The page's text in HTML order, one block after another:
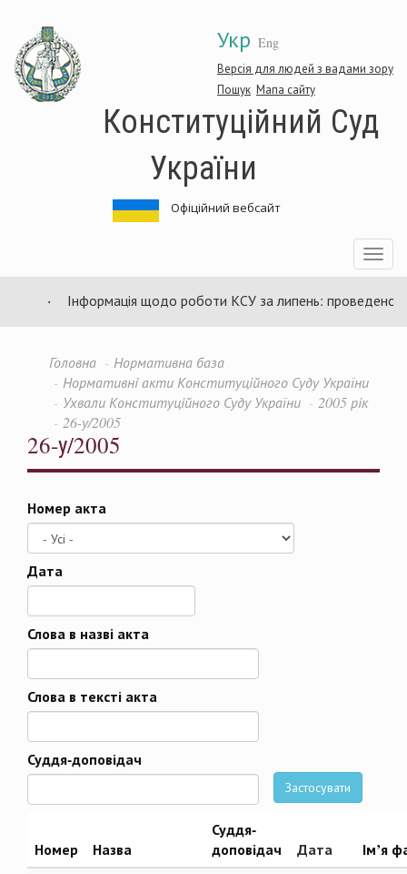
основного
матеріалу
Укр Eng
Версія для людей з вадами зору
Пошук Мапа сайту
Конституційний Суд
України
Офіційний вебсайт
Toggle
Інформація щодо роботи КСУ за липень: проведено 94
Головна
Нормативна база
Нормативні акти Конституційного Суду України
Ухвали Конституційного Суду України
2005 рік
26-у/2005
26-у/2005
Номер акта
Дата
Дата
Слова в назві акта
Слова в тексті акта
Суддя-доповідач
Застосувати
Номер Назва
Суддя-
доповідач
Дата Ім’я